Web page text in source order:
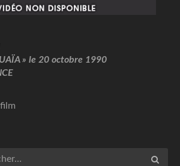
» le 20 octobre 1990